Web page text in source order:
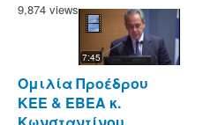
9,874 views
7:45
Ομιλία Πρoέδρου
ΚΕΕ & ΕΒΕΑ κ.